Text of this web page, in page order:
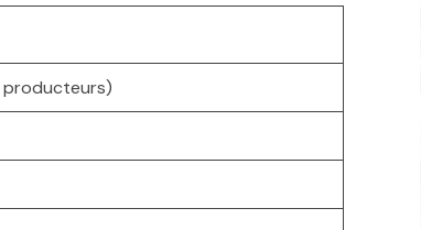
producteurs)